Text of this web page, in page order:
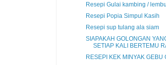
Resepi Gulai kambing / lembu
Resepi Popia Simpul Kasih
Resepi sup tulang ala siam
SIAPAKAH GOLONGAN
SETIAP KALI BERTEMU
RESEPI KEK MINYAK GEBU